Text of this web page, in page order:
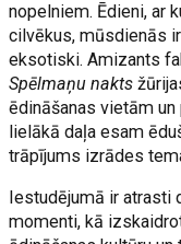
nopelniem. Ēdieni, ar
cilvēkus, mūsdienās
eksotiski. Amizants
Spēlmaņu nakts
ēdināšanas vietām
lielākā daļa esam
trāpījums izrādes
Iestudējumā ir atrasti
momenti, kā